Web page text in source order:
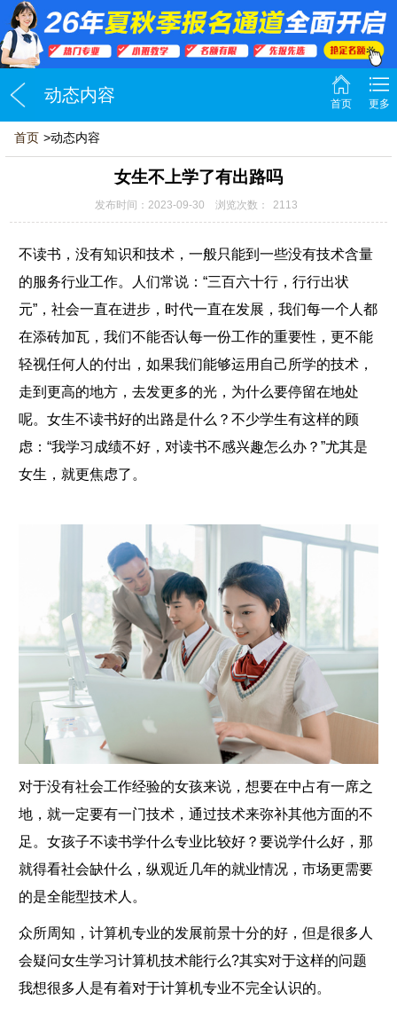
动态内容 首页 更多
首页 >动态内容
女生不上学了有出路吗
发布时间：2023-09-30 浏览次数： 2113
不读书，没有知识和技术，一般只能到一些没有技术含量
的服务行业工作。人们常说：“三百六十行，行行出状
元”，社会一直在进步，时代一直在发展，我们每一个人都
在添砖加瓦，我们不能否认每一份工作的重要性，更不能
轻视任何人的付出，如果我们能够运用自己所学的技术，
走到更高的地方，去发更多的光，为什么要停留在地处
呢。女生不读书好的出路是什么？不少学生有这样的顾
虑：“我学习成绩不好，对读书不感兴趣怎么办？”尤其是
女生，就更焦虑了。
对于没有社会工作经验的女孩来说，想要在中占有一席之
地，就一定要有一门技术，通过技术来弥补其他方面的不
足。女孩子不读书学什么专业比较好？要说学什么好，那
就得看社会缺什么，纵观近几年的就业情况，市场更需要
的是全能型技术人。
众所周知，计算机专业的发展前景十分的好，但是很多人
会疑问女生学习计算机技术能行么?其实对于这样的问题
我想很多人是有着对于计算机专业不完全认识的。